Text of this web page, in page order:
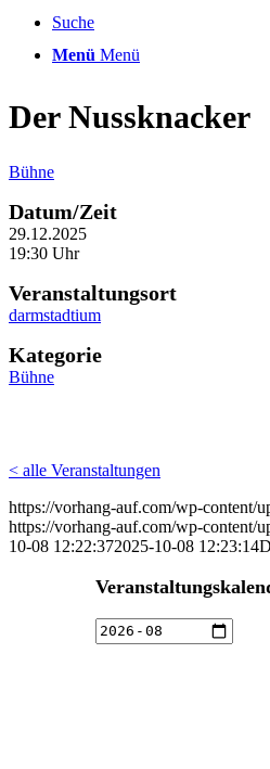
Suche
Menü Menü
Der Nussknacker
Bühne
Datum/Zeit
29.12.2025
19:30 Uhr
Veranstaltungsort
darmstadtium
Kategorie
Bühne
< alle Veranstaltungen
https://vorhang-auf.com/wp-content/
https://vorhang-auf.com/wp-content/
10-08 12:22:372025-10-08 12:23:14